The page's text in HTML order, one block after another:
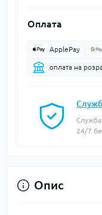
Оплата
ApplePay
оплата на
Служба
24/7
Опис